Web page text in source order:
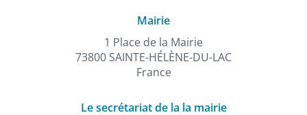
Mairie
1 Place de la Mairie
73800 SAINTE-HÉLÈNE-DU-LAC
France
Le secrétariat de la la mairie